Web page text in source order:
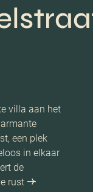
villa aan het
een plek
in elkaar
de
rust